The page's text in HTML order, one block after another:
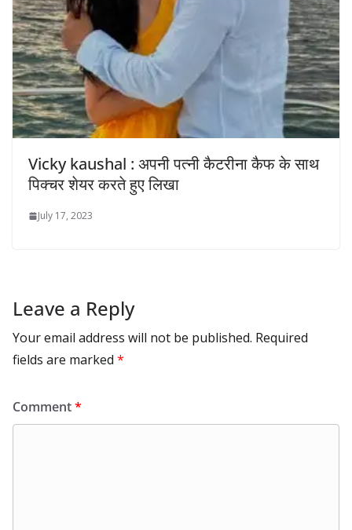
Vicky kaushal : अपनी पत्नी कैटरीना कैफ के साथ
पिक्चर शेयर करते हुए लिखा
July 17, 2023
Leave a Reply
Your email address will not be published. Required
fields are marked *
Comment*